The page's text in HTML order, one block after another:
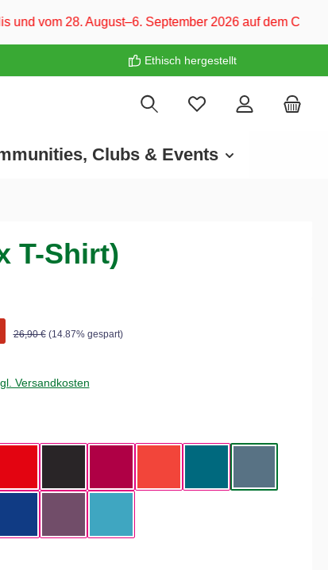
September 2026 auf dem CARAVAN SALON
Ethisch hergestellt
Clubs & Events
T-Shirt)
26,90 € (14.87% gespart)
Versandkosten